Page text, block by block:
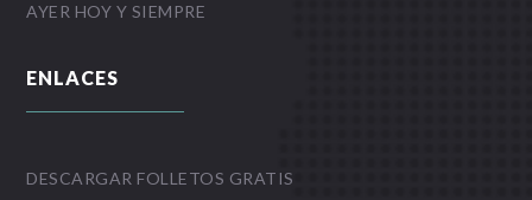
AYER HOY Y SIEMPRE
ENLACES
DESCARGAR FOLLETOS GRATIS